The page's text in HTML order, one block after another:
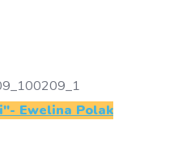
Ewelina Polak